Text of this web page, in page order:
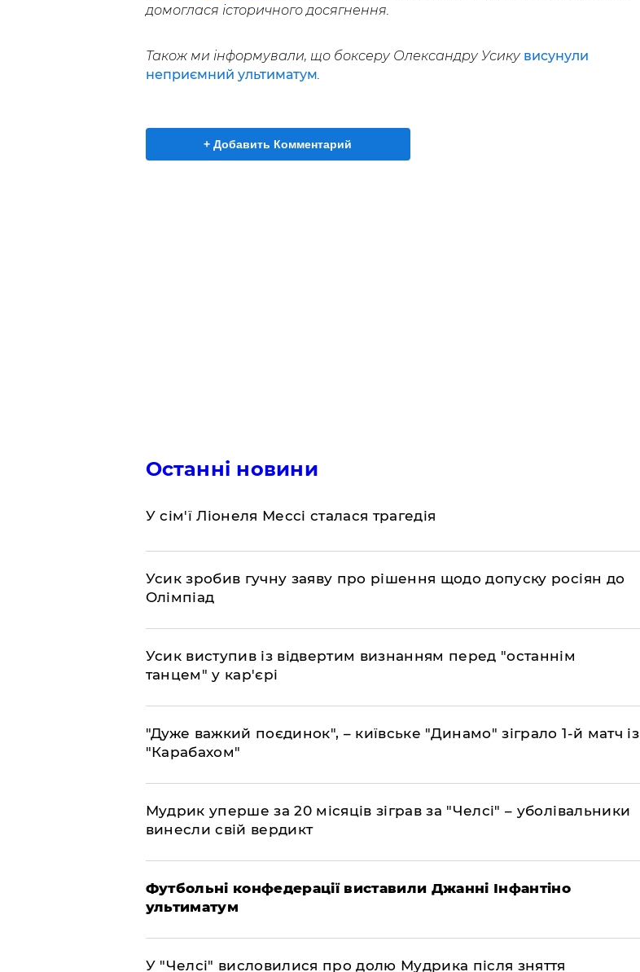
домоглася історичного досягнення.
Також ми інформували, що боксеру Олександру Усику висунули
неприємний ультиматум
+ Добавить Комментарий
Останні новини
У сім'ї Ліонеля Мессі сталася трагедія
Усик зробив гучну заяву про рішення щодо допуску росіян до
Олімпіад
​Усик виступив із відвертим визнанням перед "останнім
танцем" у кар'єрі
"Дуже важкий поєдинок", – київське "Динамо" зіграло 1-й матч із
"Карабахом"
​Мудрик уперше за 20 місяців зіграв за "Челсі" – уболівальники
винесли свій вердикт
Футбольні конфедерації виставили Джанні Інфантіно
ультиматум
У "Челсі" висловилися про долю Мудрика після зняття